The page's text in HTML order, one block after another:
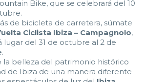
Bike, que se celebrará del 10
de bicicleta de carretera, súmate
Ciclista Ibiza – Campagnolo,
lugar del 31 de octubre al 2 de
la belleza del patrimonio histórico
de Ibiza de una manera diferente